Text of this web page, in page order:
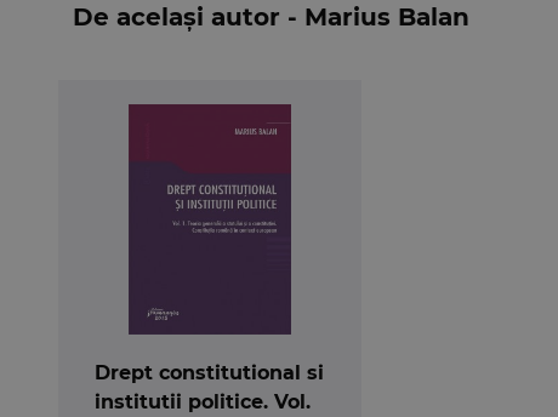
Cosmin CERCEL
Bianca SELEJAN-GUȚAN
De același autor - Marius Balan
Drept constitutional si
institutii politice. Vol.